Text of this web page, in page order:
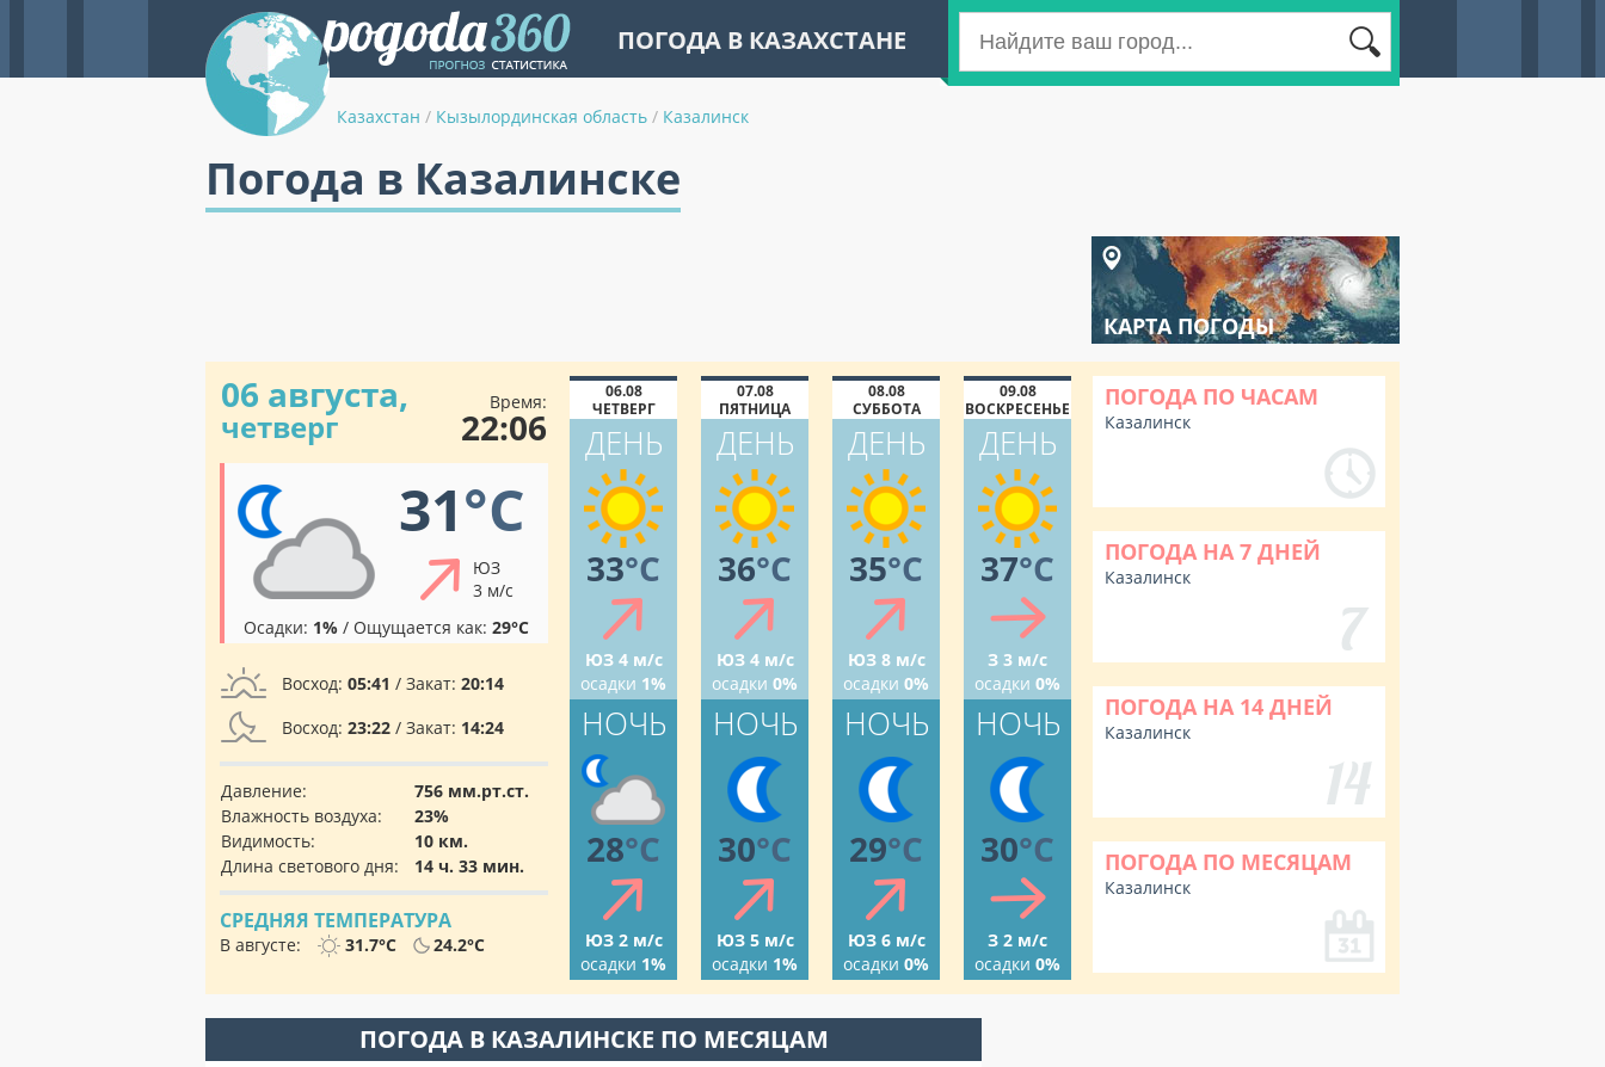
ПОГОДА В КАЗАХСТАНЕ
Казахстан / Кызылординская область / Казалинск
Погода в Казалинске
КАРТА ПОГОДЫ
06 августа,
четверг
Время:
22:06
31°C
ЮЗ
3 м/с
Осадки: 1% / Ощущается как: 29°C
Восход: 05:41 / Закат: 20:14
Восход: 23:22 / Закат: 14:24
Давление:
756 мм.рт.ст.
Влажность воздуха:
23%
Видимость:
10 км.
Длина светового дня:
14 ч. 33 мин.
СРЕДНЯЯ ТЕМПЕРАТУРА
В августе: 31.7°C 24.2°C
06.08
ЧЕТВЕРГ
ДЕНЬ
33°C
ЮЗ 4 м/с
осадки 1%
НОЧЬ
28°C
ЮЗ 2 м/с
осадки 1%
07.08
ПЯТНИЦА
ДЕНЬ
36°C
ЮЗ 4 м/с
осадки 0%
НОЧЬ
30°C
ЮЗ 5 м/с
осадки 1%
08.08
СУББОТА
ДЕНЬ
35°C
ЮЗ 8 м/с
осадки 0%
НОЧЬ
29°C
ЮЗ 6 м/с
осадки 0%
09.08
ВОСКРЕСЕНЬЕ
ДЕНЬ
37°C
З 3 м/с
осадки 0%
НОЧЬ
30°C
З 2 м/с
осадки 0%
ПОГОДА ПО ЧАСАМ
Казалинск
ПОГОДА НА 7 ДНЕЙ
Казалинск
ПОГОДА НА 14 ДНЕЙ
Казалинск
ПОГОДА ПО МЕСЯЦАМ
Казалинск
ПОГОДА В КАЗАЛИНСКЕ ПО МЕСЯЦАМ